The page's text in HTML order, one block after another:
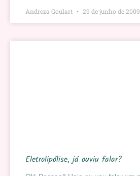
Andreza Goulart 29 de junho de 2009
Eletrolipólise, já ouviu falar?